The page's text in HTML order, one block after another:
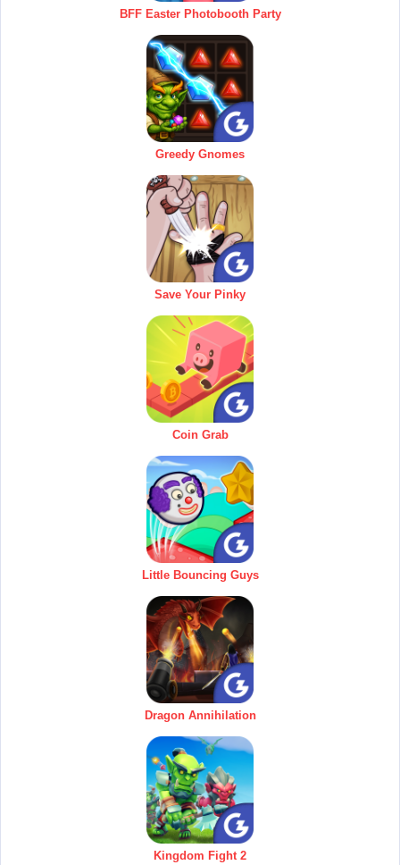
BFF Easter Photobooth Party
Greedy Gnomes
Save Your Pinky
Coin Grab
Little Bouncing Guys
Dragon Annihilation
Kingdom Fight 2